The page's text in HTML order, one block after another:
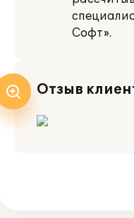
Софт».
Отзыв